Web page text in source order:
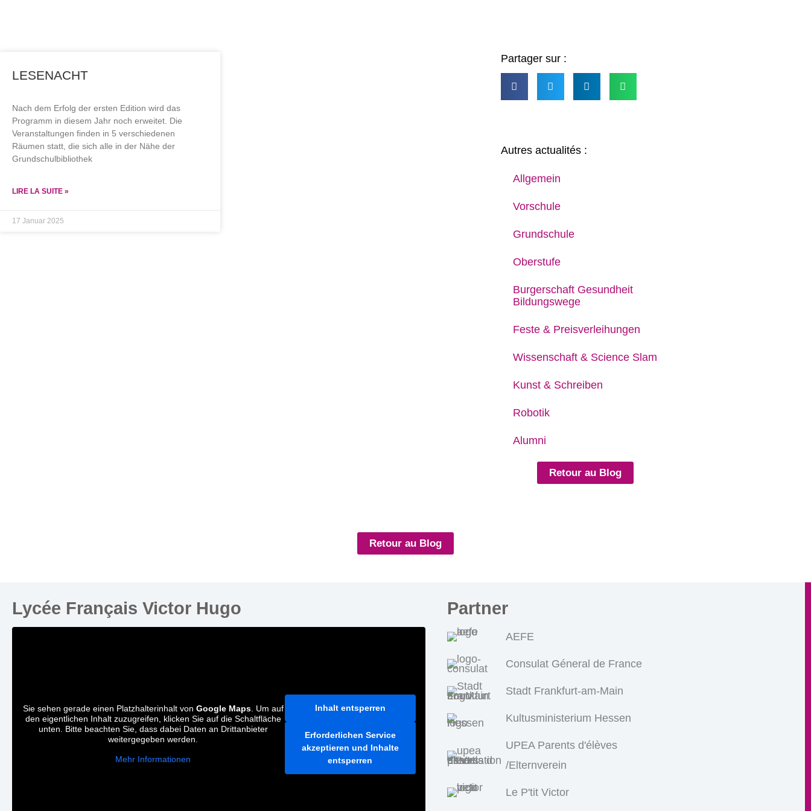
LESENACHT
Nach dem Erfolg der ersten Edition wird das
Programm in diesem Jahr noch erweitet. Die
Veranstaltungen finden in 5 verschiedenen
Räumen statt, die sich alle in der Nähe der
Grundschulbibliothek
LIRE LA SUITE »
17 Januar 2025
Partager sur :
Autres actualités :
Allgemein
Vorschule
Grundschule
Oberstufe
Burgerschaft Gesundheit
Bildungswege
Feste & Preisverleihungen
Wissenschaft & Science Slam
Kunst & Schreiben
Robotik
Alumni
Retour au Blog
Retour au Blog
Lycée Français Victor Hugo
Sie sehen gerade einen Platzhalterinhalt von Google Maps. Um auf
den eigentlichen Inhalt zuzugreifen, klicken Sie auf die Schaltfläche
unten. Bitte beachten Sie, dass dabei Daten an Drittanbieter
weitergegeben werden.
Mehr Informationen
Inhalt entsperren
Erforderlichen Service
akzeptieren und Inhalte
entsperren
Partner
AEFE
Consulat Géneral de France
Stadt Frankfurt-am-Main
Kultusministerium Hessen
UPEA Parents d'élèves
/Elternverein
Le P'tit Victor